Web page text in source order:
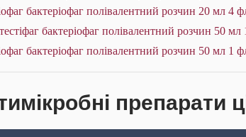
бактеріофаг полівалентний розчин 20 мл 4
бактеріофаг полівалентний розчин 50 мл
бактеріофаг полівалентний розчин 50 мл 1
препарати